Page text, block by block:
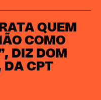
QUEM
COMO
DIZ DOM
DA CPT